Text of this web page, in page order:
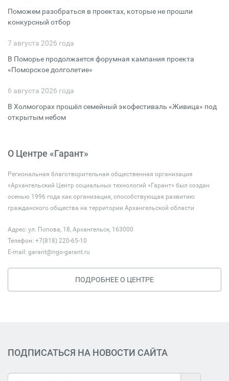
Поможем разобраться в проектах, которые не прошли
конкурсный отбор
7 августа 2026 года
В Поморье продолжается форумная кампания проекта
«Поморское долголетие»
6 августа 2026 года
В Холмогорах прошёл семейный экофестиваль «Живица» под
открытым небом
О Центре «Гарант»
Региональная благотворительная общественная организация
«Архангельский Центр социальных технологий «Гарант» был создан
осенью 1996 года как организация, способствующая развитию
гражданского общества на территории Архангельской области
Адрес: ул. Попова, 18, Архангельск, 163000
Телефон: +7(818) 220-65-10
E-mail: garant@ngo-garant.ru
ПОДРОБНЕЕ О ЦЕНТРЕ
ПОДПИСАТЬСЯ НА НОВОСТИ САЙТА